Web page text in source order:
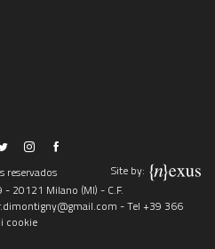
reservados
Site by:
20121 Milano (MI) - C.F.
- Tel +39 366
cookie